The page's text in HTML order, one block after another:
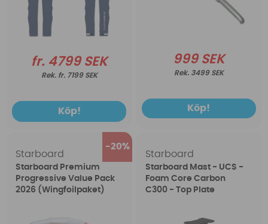
fr. 4799 SEK
fr. 7199 SEK
Köp!
999 SEK
3499 SEK
Köp!
Starboard
Starboard Premium
Progressive Value Pack
2026 (Wingfoilpaket)
20
Starboard
Starboard Mast - UCS -
Foam Core Carbon
C300 - Top Plate